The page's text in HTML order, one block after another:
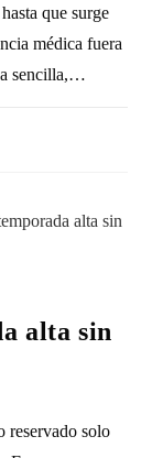
que surge
médica fuera
sencilla,…
alta sin
reservado solo